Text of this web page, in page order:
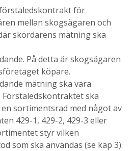
för
mellan skogsägaren och
skördarens mätning ska
På detta är skogsägaren
köpare.
mätning ska vara
ska
sortimentsrad med något av
429-1, 429-2, 429-3 eller
styr vilken
som ska användas (se kap 3).